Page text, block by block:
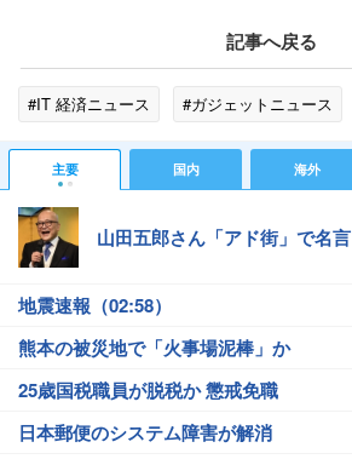
記事へ戻る
#IT 経済ニュース #ガジェットニュース
主要 国内 海外
山田五郎さん「アド街」で名言
地震速報（02:58）
熊本の被災地で「火事場泥棒」か
25歳国税職員が脱税か 懲戒免職
日本郵便のシステム障害が解消